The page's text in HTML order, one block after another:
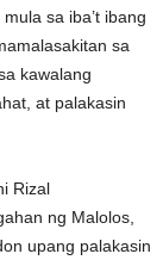
sa iba’t ibang
sa
kawalang
at palakasin
Rizal
ng Malolos,
upang palakasin